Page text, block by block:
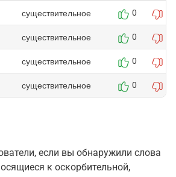
существительное 0
существительное 0
существительное 0
существительное 0
если вы обнаружили слова
к оскорбительной,